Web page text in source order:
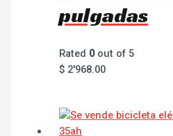
pulgadas
Rated 0out of 5
$ 2'968.00